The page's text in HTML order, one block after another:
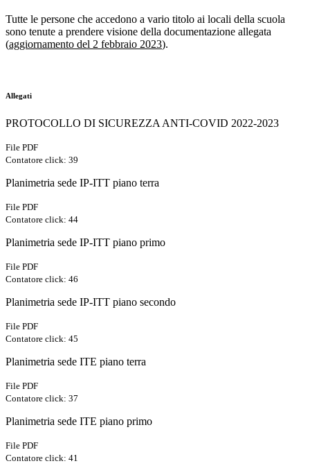
Tutte le persone che accedono a vario titolo ai locali della scuola
sono tenute a prendere visione della documentazione allegata
(aggiornamento del 2 febbraio 2023).
Allegati
PROTOCOLLO DI SICUREZZA ANTI-COVID 2022-2023
File PDF
Contatore click: 39
Planimetria sede IP-ITT piano terra
File PDF
Contatore click: 44
Planimetria sede IP-ITT piano primo
File PDF
Contatore click: 46
Planimetria sede IP-ITT piano secondo
File PDF
Contatore click: 45
Planimetria sede ITE piano terra
File PDF
Contatore click: 37
Planimetria sede ITE piano primo
File PDF
Contatore click: 41